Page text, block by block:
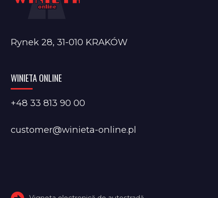
Rynek 28, 31-010 KRAKÓW
WINIETA ONLINE
+48 33 813 90 00
customer@winieta-online.pl